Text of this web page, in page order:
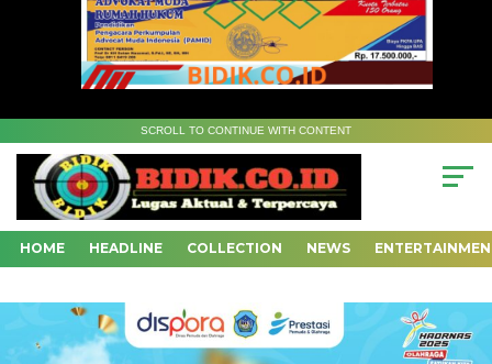
SCROLL TO CONTINUE WITH CONTENT
HOME HEADLINE COLLECTION NEWS